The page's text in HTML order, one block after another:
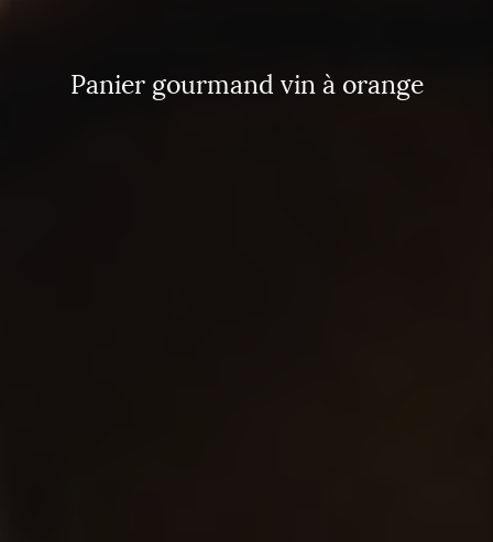
Panier gourmand vin à orange